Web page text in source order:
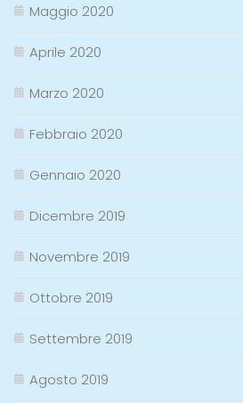
Maggio 2020
Aprile 2020
Marzo 2020
Febbraio 2020
Gennaio 2020
Dicembre 2019
Novembre 2019
Ottobre 2019
Settembre 2019
Agosto 2019